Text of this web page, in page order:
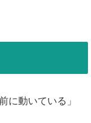
に動いている」